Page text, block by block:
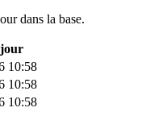
dans la base.
10:58
10:58
10:58